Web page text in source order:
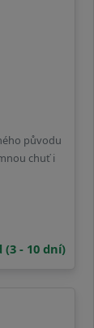
původu
chuť i
- 10 dní)